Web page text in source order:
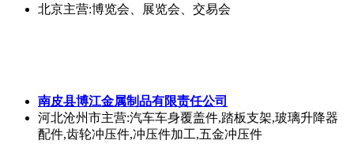
北京主营:博览会、展览会、交易会
南皮县博江金属制品有限责任公司
河北沧州市主营:汽车车身覆盖件,踏板支架,玻璃升降器
配件,齿轮冲压件,冲压件加工,五金冲压件